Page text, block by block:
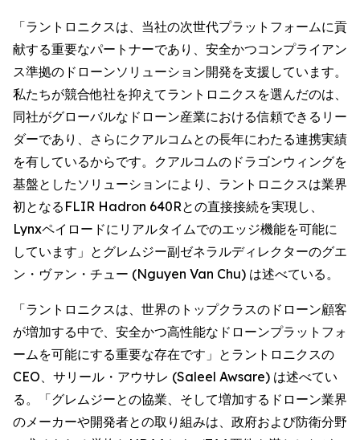
「ラントロニクスは、当社の次世代プラットフォームに貢
献する重要なパートナーであり、安全かつコンプライアン
ス準拠のドローンソリューション開発を支援しています。
私たちが競合他社を抑えてラントロニクスを選んだのは、
同社がグローバルなドローン産業における信頼できるリー
ダーであり、さらにクアルコムとの長年にわたる連携実績
を有しているからです。クアルコムのドラゴンウィングを
基盤としたソリューションにより、ラントロニクスは業界
初となるFLIR Hadron 640Rとの直接接続を実現し、
Lynxペイロードにリアルタイムでのエッジ機能を可能に
しています」とグレムジー副ゼネラルディレクターのグエ
ン・ヴァン・チュー (Nguyen Van Chu) は述べている。
「ラントロニクスは、世界のトップクラスのドローン顧客
が増加する中で、安全かつ高性能なドローンプラットフォ
ームを可能にする重要な存在です」とラントロニクスの
CEO、サリール・アウサレ (Saleel Awsare) は述べてい
る。「グレムジーとの協業、そして増加するドローン業界
のメーカーや開発者との取り組みは、政府および防衛分野